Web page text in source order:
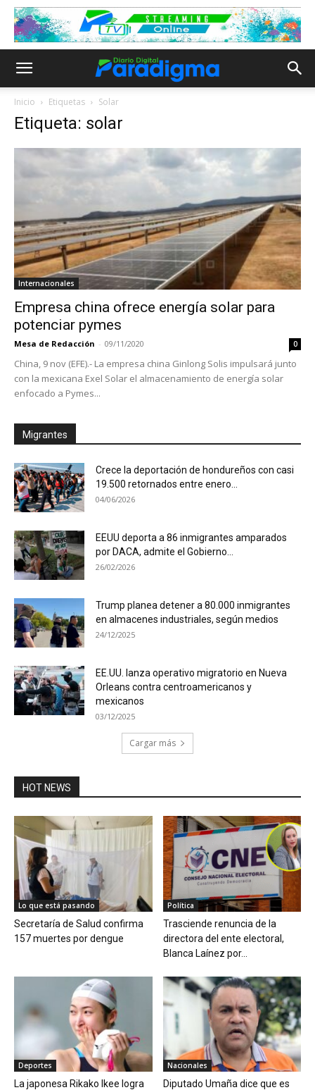
Inicio Etiquetas Solar
Etiqueta: solar
Internacionales
Empresa china ofrece energía solar para
potenciar pymes
Mesa de Redacción - 09/11/2020 0
China, 9 nov (EFE).- La empresa china Ginlong Solis impulsará junto
con la mexicana Exel Solar el almacenamiento de energía solar
enfocado a Pymes...
Migrantes
Crece la deportación de hondureños con casi
19.500 retornados entre enero...
04/06/2026
EEUU deporta a 86 inmigrantes amparados
por DACA, admite el Gobierno...
26/02/2026
Trump planea detener a 80.000 inmigrantes
en almacenes industriales, según medios
24/12/2025
EE.UU. lanza operativo migratorio en Nueva
Orleans contra centroamericanos y
mexicanos
03/12/2025
Cargar más
HOT NEWS
Lo que está pasando
Secretaría de Salud confirma
157 muertes por dengue
Política
Trasciende renuncia de la
directora del ente electoral,
Blanca Laínez por...
Deportes
La japonesa Rikako Ikee logra
Nacionales
Diputado Umaña dice que es